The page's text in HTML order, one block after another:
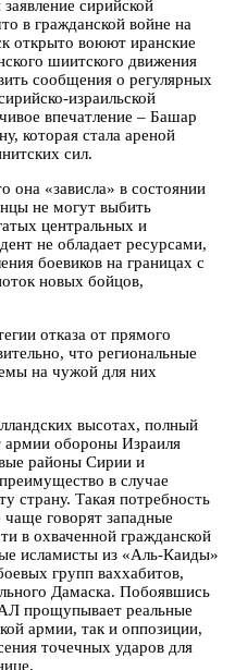
сирийской
в гражданской войне на
открыто воюют иранские
шиитского движения
сообщения о регулярных
израильской
впечатление – Башар
которая стала ареной
сил.
она «зависла» в состоянии
не могут выбить
центральных и
не обладает ресурсами,
боевиков на границах с
новых бойцов,
отказа от прямого
что региональные
на чужой для них
высотах, полный
армии обороны Израиля
районы Сирии и
в случае
страну. Такая потребность
говорят западные
в охваченной гражданской
исламисты из «Аль-Каиды»
групп ваххабитов,
Дамаска. Побоявшись
прощупывает реальные
армии, так и оппозиции,
точечных ударов для